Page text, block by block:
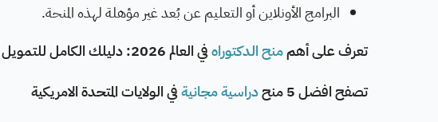
البرامج الأونلاين أو التعليم عن بُعد غير مؤهلة لهذه المنحة.
تعرف على أهممنح الدكتوراهفي العالم 2026: دليلك الكامل للتمويل الأكاديمي
تصفح افضل 5 منح
دراسية مجانيةفي الولايات المتحدة الامريكية